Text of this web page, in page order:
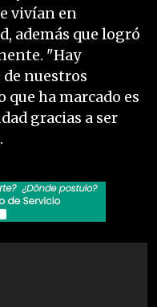
vivían en
además que logró
"Hay
nuestros
que ha marcado es
gracias a ser